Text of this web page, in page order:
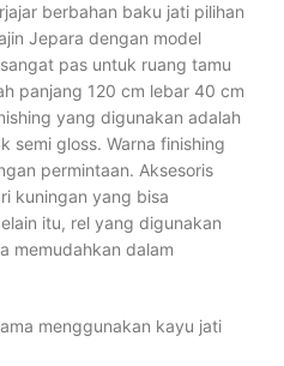
berbahan baku jati pilihan
Jepara dengan model
pas untuk ruang tamu
panjang 120 cm lebar 40 cm
yang digunakan adalah
semi gloss. Warna finishing
permintaan. Aksesoris
kuningan yang bisa
itu, rel yang digunakan
memudahkan dalam
menggunakan kayu jati